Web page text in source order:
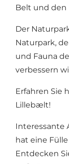
Belt und
Der
Naturpark,
und Fauna
verbessern
Erfahren Sie
Lillebælt!
Interessante
hat eine
Entdecken